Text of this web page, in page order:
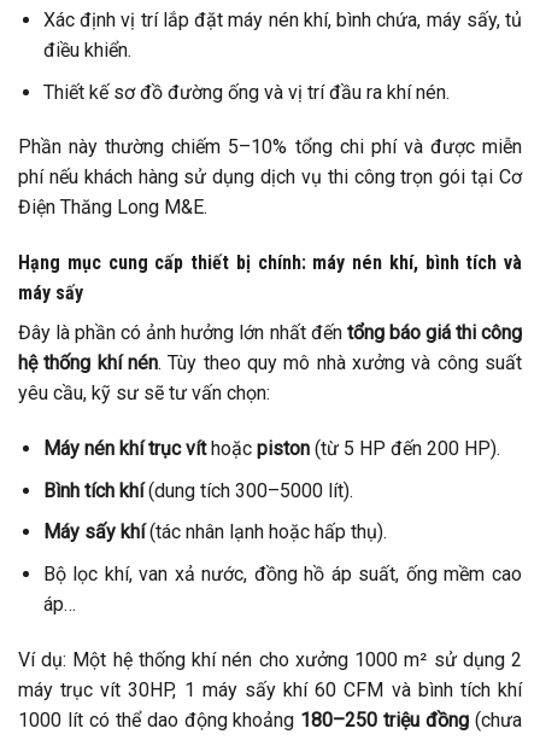
Xác định vị trí lắp đặt máy nén khí, bình chứa, máy sấy, tủ
điều khiển.
Thiết kế sơ đồ đường ống và vị trí đầu ra khí nén.
Phần này thường chiếm 5–10% tổng chi phí và được miễn
phí nếu khách hàng sử dụng dịch vụ thi công trọn gói tại Cơ
Điện Thăng Long M&E.
Hạng mục cung cấp thiết bị chính: máy nén khí, bình tích và
máy sấy
Đây là phần có ảnh hưởng lớn nhất đến tổng báo giá thi công
hệ thống khí nén. Tùy theo quy mô nhà xưởng và công suất
yêu cầu, kỹ sư sẽ tư vấn chọn:
Máy nén khí trục víthoặc piston(từ 5 HP đến 200 HP).
Bình tích khí(dung tích 300–5000 lít).
Máy sấy khí(tác nhân lạnh hoặc hấp thụ).
Bộ lọc khí, van xả nước, đồng hồ áp suất, ống mềm cao
áp…
Ví dụ: Một hệ thống khí nén cho xưởng 1000 m² sử dụng 2
máy trục vít 30HP, 1 máy sấy khí 60 CFM và bình tích khí
1000 lít có thể dao động khoảng 180–250 triệu đồng (chưa